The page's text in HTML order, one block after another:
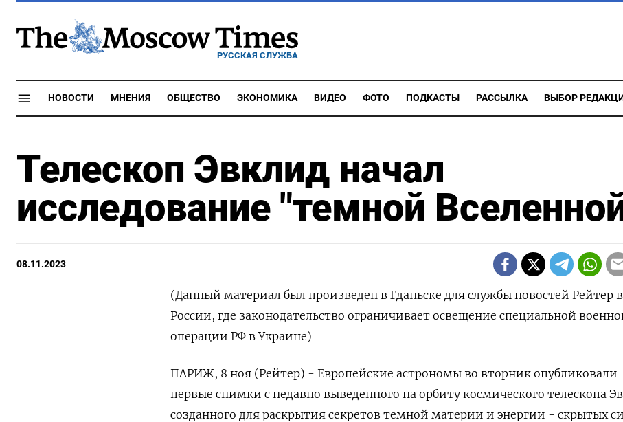
РУССКАЯ СЛУЖБА
НОВОСТИ МНЕНИЯ ОБЩЕСТВО ЭКОНОМИКА ВИДЕО ФОТО ПОДКАСТЫ РАССЫЛКА ВЫБОР
Телескоп Эвклид начал
исследование "темной
08.11.2023
(Данный материал был произведен в Гданьске для службы новостей Рейтер в
России, где законодательство ограничивает освещение специальной
операции РФ в Украине)
ПАРИЖ, 8 ноя (Рейтер) - Европейские астрономы во вторник опубликовали
первые снимки с недавно выведенного на орбиту космического телескопа
созданного для раскрытия секретов темной материи и энергии - скрытых